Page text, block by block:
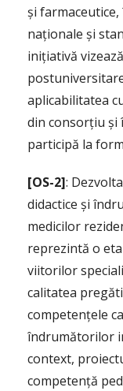
și
naționale și
inițiativă
aplicabilitatea
din consorțiu și
participă la
[OS-2]:
didactice și
medicilor
reprezintă o
viitorilor
calitatea
competențele
îndrumătorilor
context,
competență